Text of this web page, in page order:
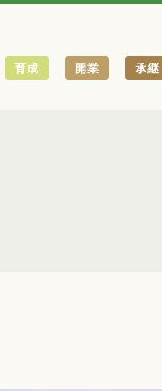
育成 開業 承継